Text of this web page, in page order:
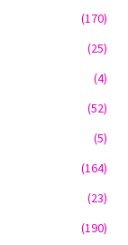
(170)
(25)
(4)
(52)
(5)
(164)
(23)
(190)